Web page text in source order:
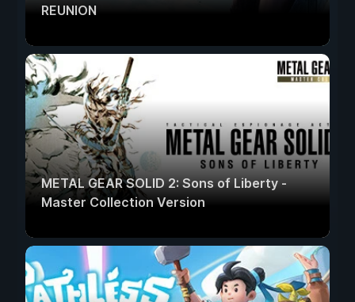
REUNION
METAL GEAR SOLID 2: Sons of Liberty -
Master Collection Version